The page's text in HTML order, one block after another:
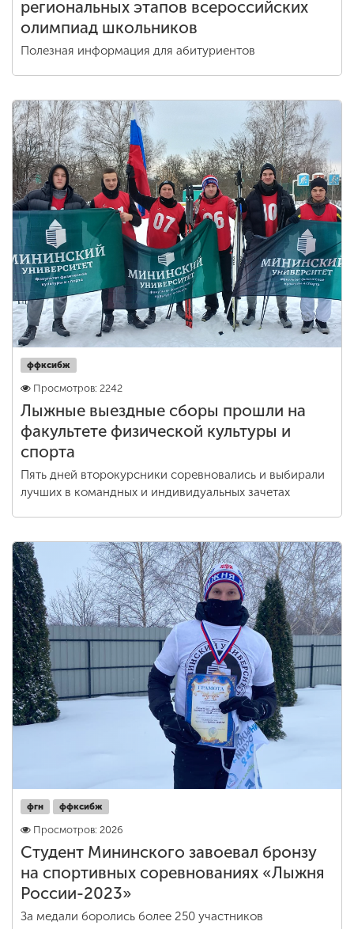
Студенческая жизнь
Сведения об
организации
ENG SPN CHI
Приемная
комиссия
+7 (831) 262-26-20
региональных этапов всероссийских
олимпиад школьников
Полезная информация для абитуриентов
ффксибж
Просмотров: 2242
Лыжные выездные сборы прошли на
факультете физической культуры и
спорта
Пять дней второкурсники соревновались и выбирали
лучших в командных и индивидуальных зачетах
фгн ффксибж
Просмотров: 2026
Студент Мининского завоевал бронзу
на спортивных соревнованиях «Лыжня
России-2023»
За медали боролись более 250 участников